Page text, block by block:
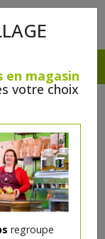
magasin
votre choix
regroupe